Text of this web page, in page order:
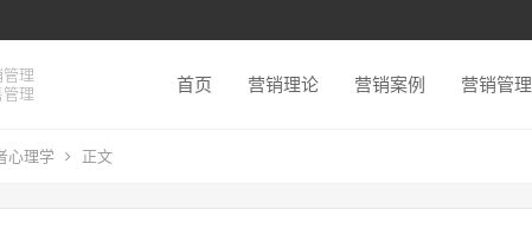
管理
理
首页 营销理论 营销案例 营销管理
心理学 正文